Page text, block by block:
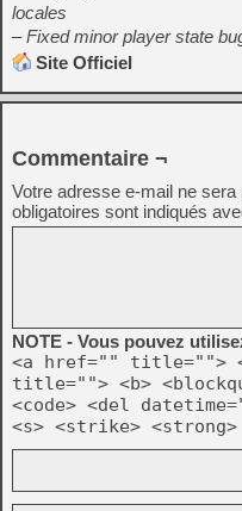
locales
– Fixed minor player state
Site Officiel
Commentaire ¬
Votre adresse e-mail ne sera
obligatoires sont indiqués
NOTE - Vous pouvez
<a href="" title="">
title=""> <b>
<code> <del
<s> <strike> <strong>